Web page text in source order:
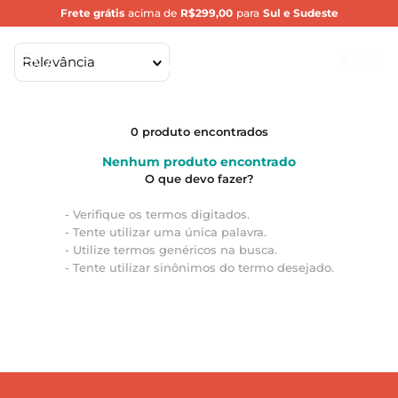
Frete grátis acima de R$299,00 para Sul e Sudeste
Relevância
0 produto
Nenhum produto encontrado
Verifique os termos digitados.
Tente utilizar uma única palavra.
Utilize termos genéricos na busca.
Tente utilizar sinônimos do termo desejado.